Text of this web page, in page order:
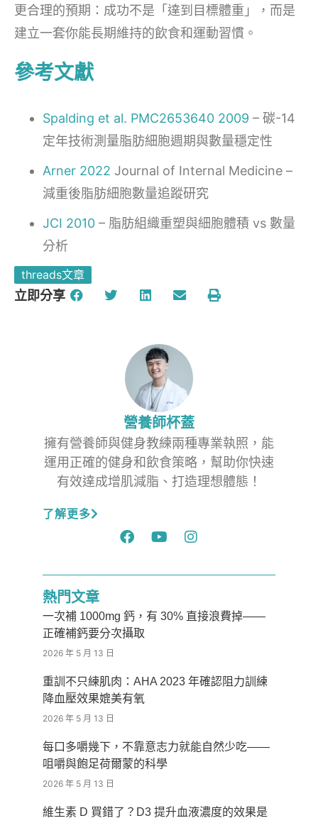
更合理的預期：成功不是「達到目標體重」，而是
建立一套你能長期維持的飲食和運動習慣。
參考文獻
Spalding et al. PMC2653640 2009 – 碳-14
定年技術測量脂肪細胞週期與數量穩定性
Arner 2022 Journal of Internal Medicine –
減重後脂肪細胞數量追蹤研究
JCI 2010 – 脂肪組織重塑與細胞體積 vs 數量
分析
threads文章
立即分享
營養師杯蓋
擁有營養師與健身教練兩種專業執照，能
運用正確的健身和飲食策略，幫助你快速
有效達成增肌減脂、打造理想體態！
了解更多
熱門文章
一次補 1000mg 鈣，有 30% 直接浪費掉——
正確補鈣要分次攝取
2026 年 5 月 13 日
重訓不只練肌肉：AHA 2023 年確認阻力訓練
降血壓效果媲美有氧
2026 年 5 月 13 日
每口多嚼幾下，不靠意志力就能自然少吃——
咀嚼與飽足荷爾蒙的科學
2026 年 5 月 13 日
維生素 D 買錯了？D3 提升血液濃度的效果是